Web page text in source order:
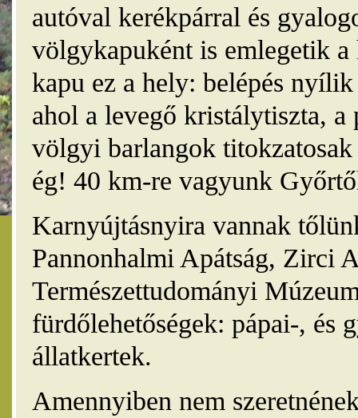
autóval kerékpárral és
völgykapuként is emlegetik
kapu ez a hely: belépés
ahol a levegő kristálytiszta, a
völgyi barlangok
ég! 40 km-re vagyunk
Karnyújtásnyira vannak
Pannonhalmi Apátság, Zirci
Természettudományi
fürdőlehetőségek: pápai-, és
állatkertek.
Amennyiben nem